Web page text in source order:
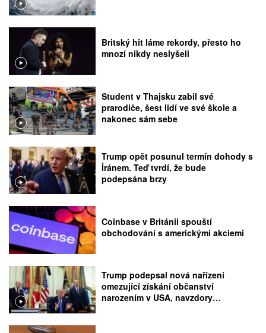
Britský hit láme rekordy, přesto ho
mnozí nikdy neslyšeli
Student v Thajsku zabil své
prarodiče, šest lidí ve své škole a
nakonec sám sebe
Trump opět posunul termín dohody s
Íránem. Teď tvrdí, že bude
podepsána brzy
Coinbase v Británii spouští
obchodování s americkými akciemi
Trump podepsal nová nařízení
omezující získání občanství
narozením v USA, navzdory